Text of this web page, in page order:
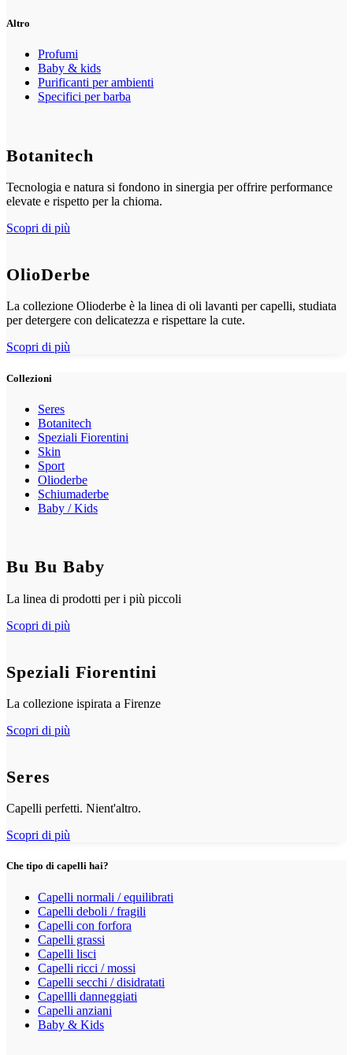
Altro
Profumi
Baby & kids
Purificanti per ambienti
Specifici per barba
Botanitech
Tecnologia e natura si fondono in sinergia per offrire performance
elevate e rispetto per la chioma.
Scopri di più
OlioDerbe
La collezione Olioderbe è la linea di oli lavanti per capelli, studiata
per detergere con delicatezza e rispettare la cute.
Scopri di più
Collezioni
Seres
Botanitech
Speziali Fiorentini
Skin
Sport
Olioderbe
Schiumaderbe
Baby / Kids
Bu Bu Baby
La linea di prodotti per i più piccoli
Scopri di più
Speziali Fiorentini
La collezione ispirata a Firenze
Scopri di più
Seres
Capelli perfetti. Nient'altro.
Scopri di più
Che tipo di capelli hai?
Capelli normali / equilibrati
Capelli deboli / fragili
Capelli con forfora
Capelli grassi
Capelli lisci
Capelli ricci / mossi
Capelli secchi / disidratati
Capellli danneggiati
Capelli anziani
Baby & Kids